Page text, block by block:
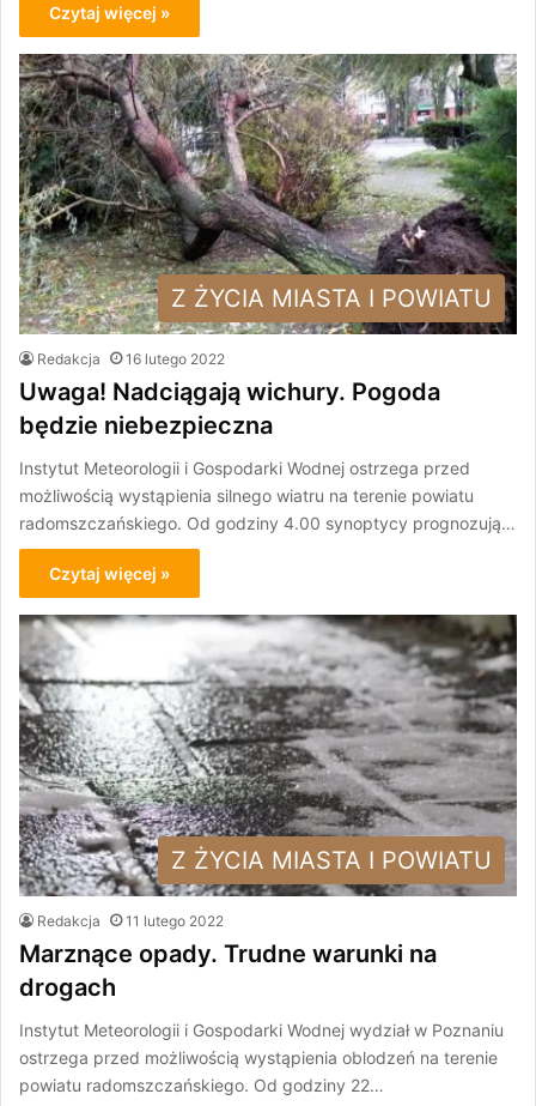
Czytaj więcej »
Z ŻYCIA MIASTA I POWIATU
Redakcja 16 lutego 2022
Uwaga! Nadciągają wichury. Pogoda
będzie niebezpieczna
Instytut Meteorologii i Gospodarki Wodnej ostrzega przed
możliwością wystąpienia silnego wiatru na terenie powiatu
radomszczańskiego. Od godziny 4.00 synoptycy prognozują…
Czytaj więcej »
Z ŻYCIA MIASTA I POWIATU
Redakcja 11 lutego 2022
Marznące opady. Trudne warunki na
drogach
Instytut Meteorologii i Gospodarki Wodnej wydział w Poznaniu
ostrzega przed możliwością wystąpienia oblodzeń na terenie
powiatu radomszczańskiego. Od godziny 22…